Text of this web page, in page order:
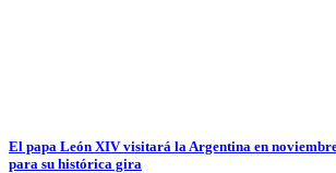
El papa León XIV visitará la Argentina en
para su histórica gira